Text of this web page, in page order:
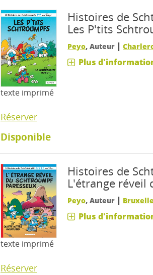
texte imprimé
Histoires de
Les P'tits
Peyo, Auteur |
Plus
Réserver
Disponible
texte imprimé
Histoires de
L'étrange réveil
Peyo, Auteur |
Plus
Réserver